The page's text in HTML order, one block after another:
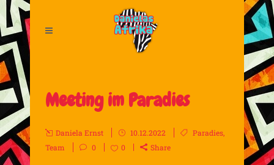
Meeting im Paradies
Daniela Ernst 10.12.2022 Paradies,
Team
0 0 Share